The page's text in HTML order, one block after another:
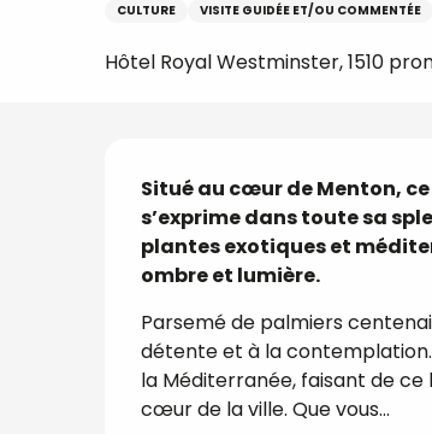
CULTURE VISITE GUIDÉE ET/OU COMMENTÉE
Hôtel Royal Westminster, 1510
Description
Situé au cœur de Menton,
s’exprime dans toute sa
plantes exotiques et
ombre et lumière.
Parsemé de palmiers
détente et à la
la Méditerranée, faisant de ce
cœur de la ville. Que vous...